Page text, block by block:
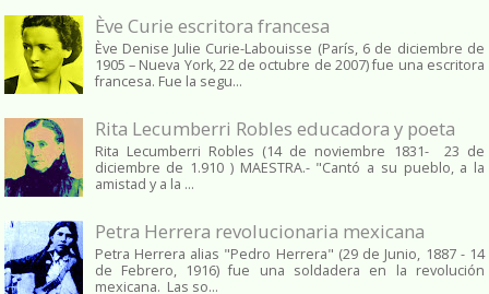
Ève Curie escritora francesa
Ève Denise Julie Curie-Labouisse (París, 6 de diciembre de
1905 – Nueva York, 22 de octubre de 2007) fue una escritora
francesa. Fue la segu...
Rita Lecumberri Robles educadora y poeta
Rita Lecumberri Robles (14 de noviembre 1831- 23 de
diciembre de 1.910 ) MAESTRA.- "Cantó a su pueblo, a la
amistad y a la ...
Petra Herrera revolucionaria mexicana
Petra Herrera alias "Pedro Herrera" (29 de Junio, 1887 - 14
de Febrero, 1916) fue una soldadera en la revolución
mexicana. Las so...